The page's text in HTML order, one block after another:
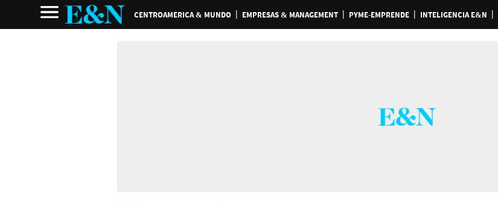
CENTROAMERICA & MUNDO EMPRESAS & MANAGEMENT PYME-EMPRENDE INTELIGENCIA E&N